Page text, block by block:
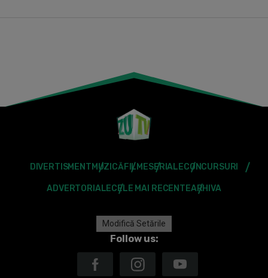
DIVERTISMENT MUZICĂFILMESERIALECONCURSURI
ADVERTORIALECELE MAI RECENTEARHIVA
Modifică Setările
Follow us: